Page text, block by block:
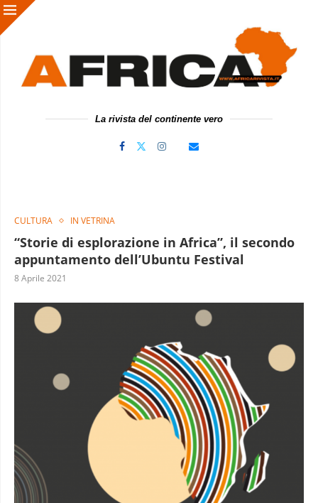
La rivista del continente vero
CULTURA IN VETRINA
“Storie di esplorazione in Africa”, il secondo
appuntamento dell’Ubuntu Festival
8 Aprile 2021